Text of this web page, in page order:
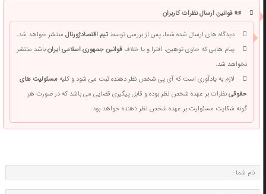
📜 قوانین ارسال نظرات کاربران
دیدگاه های ارسال شده شما، پس از بررسی توسطتیم اقتصادژورنالمنتشر خواهد شد.
پیام هایی که حاوی توهین، افترا و یا خلافقوانین جمهوری اسلامی ایرانباشد منتشر
نخواهد شد.
لازم به یادآوری است که آی پی شخص نظر دهنده ثبت می شود و کلیهمسئولیت های
حقوقینظرات بر عهده شخص نظر بوده و قابل پیگیری قضایی می باشد که در صورت هر
گونه شکایت مسئولیت بر عهده شخص نظر دهنده خواهد بود.